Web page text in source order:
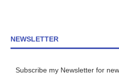
NEWSLETTER
Subscribe my Newsletter for